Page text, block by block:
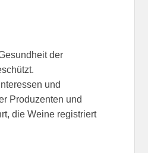
der
und
Produzenten und
die Weine registriert